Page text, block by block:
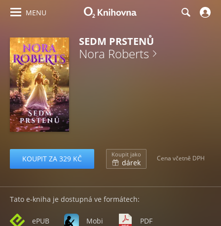
MENU
SEDM PRSTENŮ
Nora Roberts
KOUPIT ZA 329 KČ Koupit jako
dárek Cena včetně DPH
Tato e-kniha je dostupná ve formátech:
ePUB Mobi PDF